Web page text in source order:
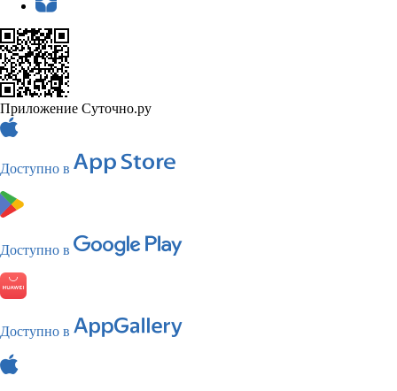
Приложение Суточно.ру
Доступно в
Доступно в
Доступно в